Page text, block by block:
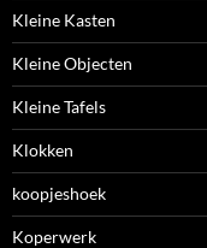
Kleine Kasten
Kleine Objecten
Kleine Tafels
Klokken
koopjeshoek
Koperwerk